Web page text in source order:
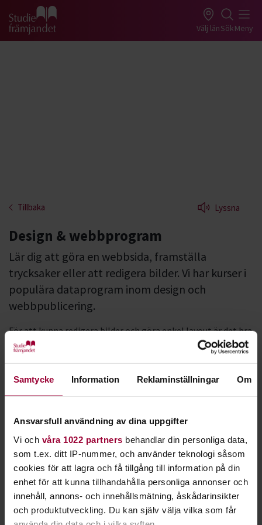
Samtycke Information Reklaminställningar Om
Ansvarsfull användning av dina uppgifter
Vi och våra 1022 partners behandlar din personliga data,
som t.ex. ditt IP-nummer, och använder teknologi såsom
cookies för att lagra och få tillgång till information på din
enhet för att kunna tillhandahålla personliga annonser och
innehåll, annons- och innehållsmätning, åskådarinsikter
och produktutveckling. Du kan själv välja vilka som får
Gå till studiefrämjandets startsida Välj länSökMeny
Tillbaka Lyssna
Design & webbprogram
Lär dig att göra en webbsida, framställa
trycksaker eller att redigera bilder. Vi har kurser i
populära dataprogram inom design och
webbpublicering.
För att kunna redigera bilder och göra enkel layout är det bra
att kunna grunderna i de vanligaste layout- och
Program som InDesign,IllustratorochPhotoshop verkar
ofta mer krångliga än vad de är. Efter en kurs hos oss har du
typografi och layout.
Du kan också lära dig att skapa en webbsida - för dig själv, din
förening eller ditt företag. Vi har kurser iWordPress, vilket
är ett av de mest populära publiceringssystemen för
webbsidor.